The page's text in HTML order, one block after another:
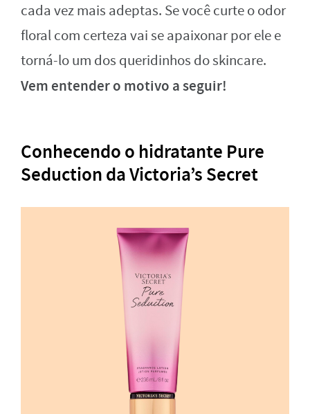
cada vez mais adeptas. Se você curte o odor
floral com certeza vai se apaixonar por ele e
torná-lo um dos queridinhos do skincare.
Vem entender o motivo a seguir!
Conhecendo o hidratante Pure
Seduction da Victoria’s Secret